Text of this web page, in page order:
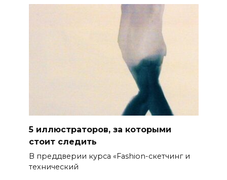
5 иллюстраторов, за которыми
стоит следить
В преддверии курса «Fashion-скетчинг и
технический